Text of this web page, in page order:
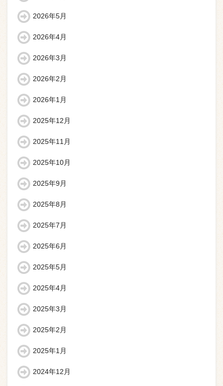
2026年5月
2026年4月
2026年3月
2026年2月
2026年1月
2025年12月
2025年11月
2025年10月
2025年9月
2025年8月
2025年7月
2025年6月
2025年5月
2025年4月
2025年3月
2025年2月
2025年1月
2024年12月